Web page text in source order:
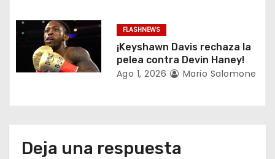
d
s
FLASHNEWS
¡Keyshawn Davis rechaza la
pelea contra Devin Haney!
Ago 1, 2026 Mario Salomone
Deja una respuesta